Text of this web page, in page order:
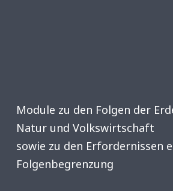
Module zu den Folgen der
Natur und Volkswirtschaft
sowie zu den Erfordernissen
Folgenbegrenzung